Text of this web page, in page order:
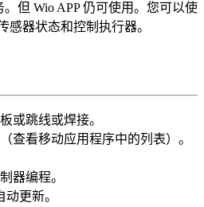
但 Wio APP 仍可使用。您可以使
感器状态和控制执行器。
或跳线或焊接。
查看移动应用程序中的列表）。
器编程。
更新。